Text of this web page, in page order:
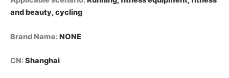
صدريات
القدم
قمصان
and beauty, cycling
Brand Name:NONE
CN:Shanghai